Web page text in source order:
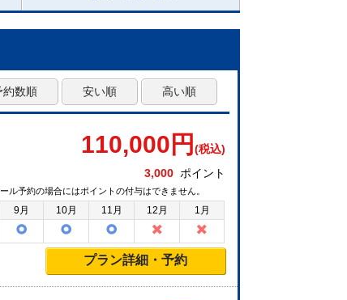
約数順 安い順 高い順
110,000 円 (税込)
3,000 ポイント
ル予約の場合にはポイントの付与はできません。
9月 10月 11月 12月 1月
プラン詳細・予約